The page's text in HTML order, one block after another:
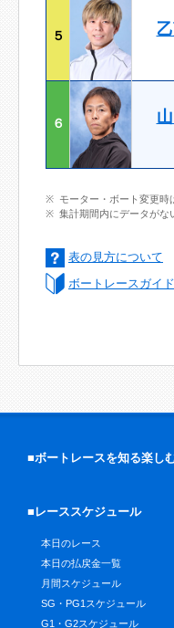
５
６
モーター・ボート変更時
集計期間内にデータがな
表の見方について
ボートレースガイ
■ボートレースを知る楽し
■レーススケジュール
本日のレース
本日の払戻金一覧
月間スケジュール
SG・PG1スケジュール
G1・G2スケジュール